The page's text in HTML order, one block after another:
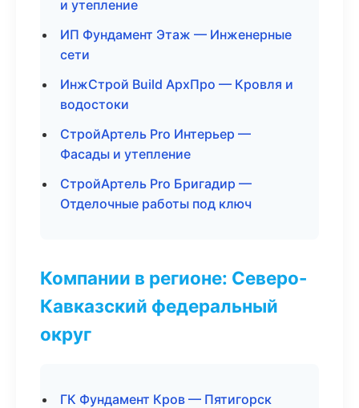
и утепление
ИП Фундамент Этаж — Инженерные
сети
ИнжСтрой Build АрхПро — Кровля и
водостоки
СтройАртель Pro Интерьер —
Фасады и утепление
СтройАртель Pro Бригадир —
Отделочные работы под ключ
Компании в регионе: Северо-
Кавказский федеральный
округ
ГК Фундамент Кров — Пятигорск